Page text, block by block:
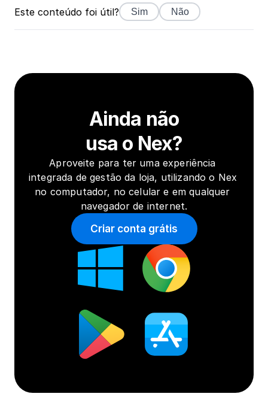
Este conteúdo foi útil? Sim Não
Ainda não
usa o Nex?
Aproveite para ter uma experiência
integrada de gestão da loja, utilizando o Nex
no computador, no celular e em qualquer
navegador de internet.
Criar conta grátis